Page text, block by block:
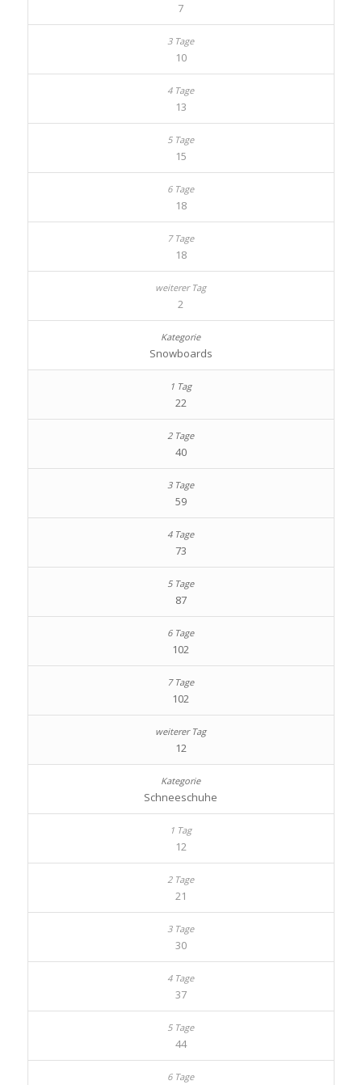
7
10
13
15
18
18
2
Snowboards
22
40
59
73
87
102
102
12
Schneeschuhe
12
21
30
37
44